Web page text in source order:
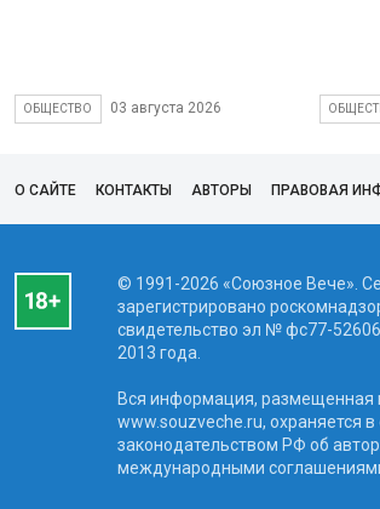
ОБЩЕСТВО 03 августа 2026
О САЙТЕ КОНТАКТЫ АВТОРЫ ПРАВОВАЯ
© 1991-2026 «Союзное Вече».
зарегистрировано
свидетельство эл № фc77-
2013 года.
Вся информация, размещенная
www.souzveche.ru, охраняется в
законодательством РФ об
международными